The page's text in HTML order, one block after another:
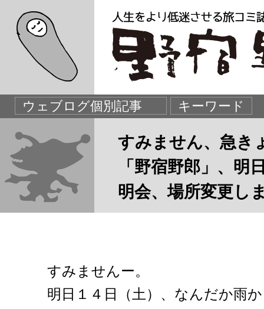
すみません、急き
「野宿野郎」、明
明会、場所変更し
すみませんー。
明日１４日（土）、なんだか雨